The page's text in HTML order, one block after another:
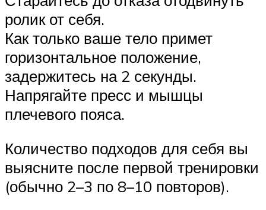
ролик от себя.
Как только ваше тело примет
горизонтальное положение,
задержитесь на 2 секунды.
Напрягайте пресс и мышцы
плечевого пояса.
Количество подходов для себя вы
выясните после первой тренировки
(обычно 2–3 по 8–10 повторов).